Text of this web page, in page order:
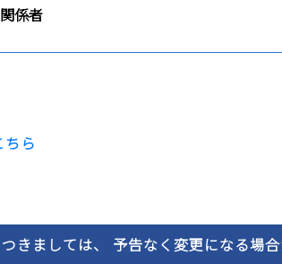
係者
ら
きましては、 予告なく変更になる場